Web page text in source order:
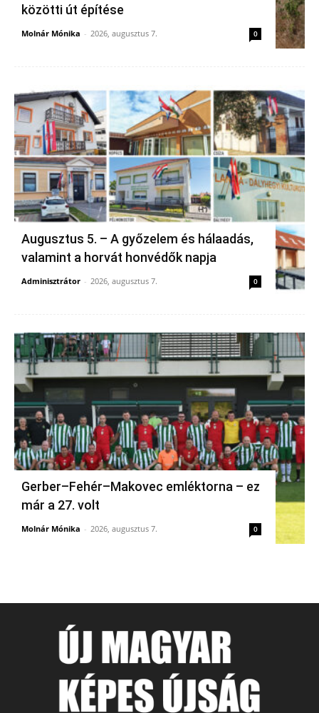
közötti út építése
Molnár Mónika - 2026, augusztus 7. 0
Augusztus 5. – A győzelem és hálaadás,
valamint a horvát honvédők napja
Adminisztrátor - 2026, augusztus 7. 0
Gerber–Fehér–Makovec emléktorna – ez
már a 27. volt
Molnár Mónika - 2026, augusztus 7. 0